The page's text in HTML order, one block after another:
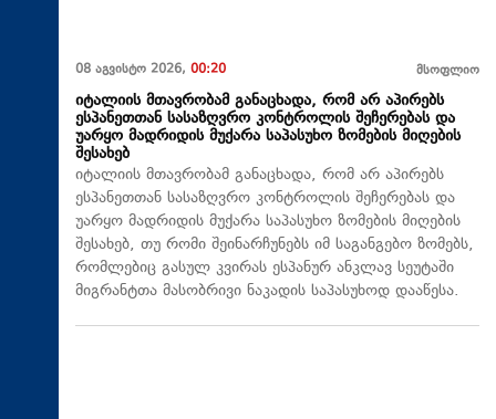
08 აგვისტო 2026, 00:20 მსოფლიო
იტალიის მთავრობამ განაცხადა, რომ არ აპირებს
ესპანეთთან სასაზღვრო კონტროლის შეჩერებას და
უარყო მადრიდის მუქარა საპასუხო ზომების მიღების
შესახებ
იტალიის მთავრობამ განაცხადა, რომ არ აპირებს
ესპანეთთან სასაზღვრო კონტროლის შეჩერებას და
უარყო მადრიდის მუქარა საპასუხო ზომების მიღების
შესახებ, თუ რომი შეინარჩუნებს იმ საგანგებო ზომებს,
რომლებიც გასულ კვირას ესპანურ ანკლავ სეუტაში
მიგრანტთა მასობრივი ნაკადის საპასუხოდ დააწესა.